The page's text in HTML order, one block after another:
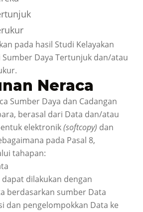
pada hasil Studi Kelayakan
Daya Tertunjuk dan/atau
Neraca
Sumber Daya dan Cadangan
berasal dari Data dan/atau
elektronik(softcopy) dan
pada Pasal 8,
tahapan:
dilakukan dengan
berdasarkan sumber Data
dan pengelompokkan Data ke